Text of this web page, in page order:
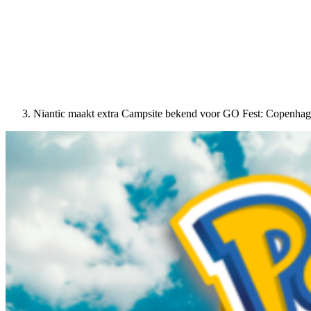
Niantic maakt extra Campsite bekend voor GO Fest: